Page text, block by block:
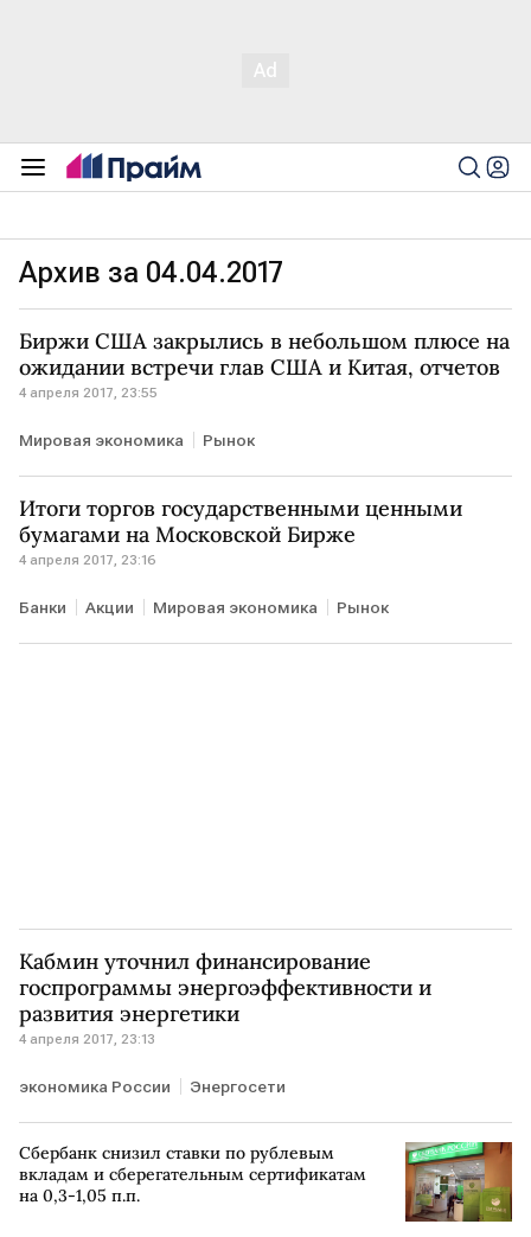
Архив за 04.04.2017
Биржи США закрылись в небольшом плюсе на
ожидании встречи глав США и Китая, отчетов
4 апреля 2017, 23:55
Мировая экономика Рынок
Итоги торгов государственными ценными
бумагами на Московской Бирже
4 апреля 2017, 23:16
Банки Акции Мировая экономика Рынок
Кабмин уточнил финансирование
госпрограммы энергоэффективности и
развития энергетики
4 апреля 2017, 23:13
экономика России Энергосети
Сбербанк снизил ставки по рублевым
вкладам и сберегательным сертификатам
на 0,3-1,05 п.п.